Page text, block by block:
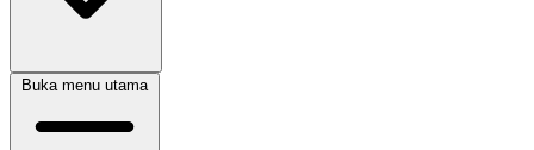
Buka menu utama